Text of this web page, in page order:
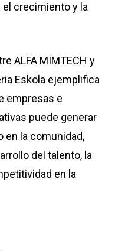
crecimiento y la
ALFA MIMTECH y
Eskola ejemplifica
empresas e
puede generar
en la comunidad,
del talento, la
en la